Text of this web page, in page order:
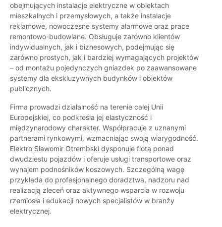
obejmujących instalacje elektryczne w obiektach
mieszkalnych i przemysłowych, a także instalacje
reklamowe, nowoczesne systemy alarmowe oraz prace
remontowo-budowlane. Obsługuje zarówno klientów
indywidualnych, jak i biznesowych, podejmując się
zarówno prostych, jak i bardziej wymagających projektów
– od montażu pojedynczych gniazdek po zaawansowane
systemy dla ekskluzywnych budynków i obiektów
publicznych.
Firma prowadzi działalność na terenie całej Unii
Europejskiej, co podkreśla jej elastyczność i
międzynarodowy charakter. Współpracuje z uznanymi
partnerami rynkowymi, wzmacniając swoją wiarygodność.
Elektro Sławomir Otrembski dysponuje flotą ponad
dwudziestu pojazdów i oferuje usługi transportowe oraz
wynajem podnośników koszowych. Szczególną wagę
przykłada do profesjonalnego doradztwa, nadzoru nad
realizacją zleceń oraz aktywnego wsparcia w rozwoju
rzemiosła i edukacji nowych specjalistów w branży
elektrycznej.